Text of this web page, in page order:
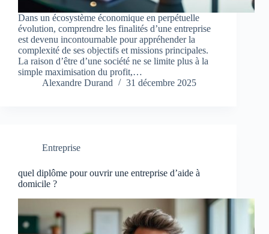
Dans un écosystème économique en perpétuelle
évolution, comprendre les finalités d’une entreprise
est devenu incontournable pour appréhender la
complexité de ses objectifs et missions principales.
La raison d’être d’une société ne se limite plus à la
simple maximisation du profit,…
Alexandre Durand
31 décembre 2025
Entreprise
quel diplôme pour ouvrir une entreprise d’aide à
domicile ?